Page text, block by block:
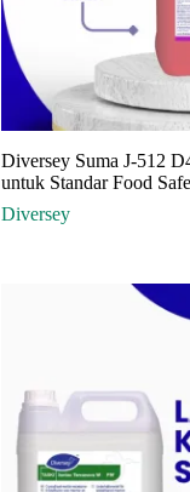
Diversey Suma J-512
untuk Standar Food
Diversey